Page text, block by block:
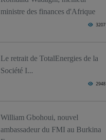
ministre des finances d'Afrique
3207
Le retrait de TotalEnergies de la
Société I...
2948
William Gbohoui, nouvel
ambassadeur du FMI au Burkina